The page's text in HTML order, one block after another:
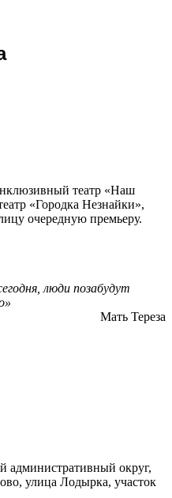
театр «Наш
«Городка Незнайки»,
очередную премьеру.
люди позабудут
Мать Тереза
административный округ,
улица Лодырка, участок